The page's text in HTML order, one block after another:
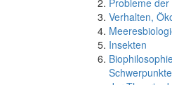
Verhalten,
Insekten